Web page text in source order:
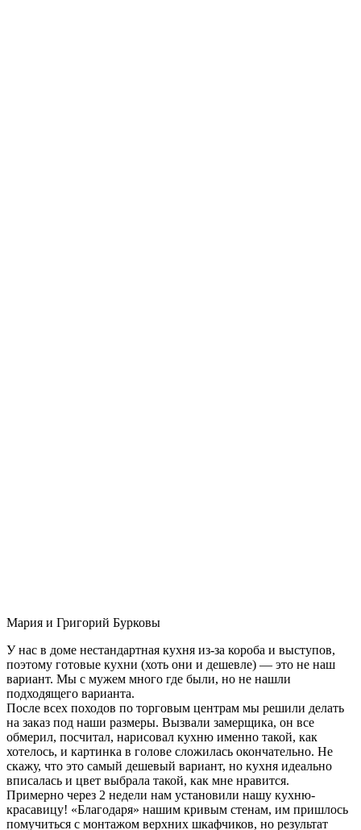
Мария и Григорий Бурковы
У нас в доме нестандартная кухня из-за короба и выступов,
поэтому готовые кухни (хоть они и дешевле) — это не наш
вариант. Мы с мужем много где были, но не нашли
подходящего варианта.
После всех походов по торговым центрам мы решили делать
на заказ под наши размеры. Вызвали замерщика, он все
обмерил, посчитал, нарисовал кухню именно такой, как
хотелось, и картинка в голове сложилась окончательно. Не
скажу, что это самый дешевый вариант, но кухня идеально
вписалась и цвет выбрала такой, как мне нравится.
Примерно через 2 недели нам установили нашу кухню-
красавицу! «Благодаря» нашим кривым стенам, им пришлось
помучиться с монтажом верхних шкафчиков, но результат